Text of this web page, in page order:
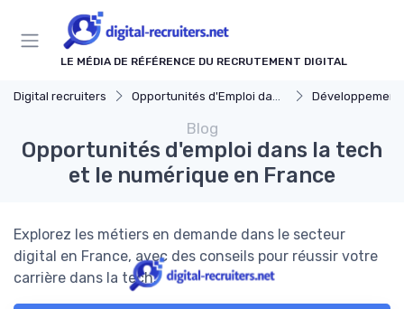
LE MÉDIA DE RÉFÉRENCE DU RECRUTEMENT DIGITAL
Digital recruiters Opportunités d'Emploi dans le Digital Développement
Blog
Opportunités d'emploi dans la tech
et le numérique en France
Explorez les métiers en demande dans le secteur
digital en France, avec des conseils pour réussir votre
carrière dans la tech.
Panneau de gestion des cookies